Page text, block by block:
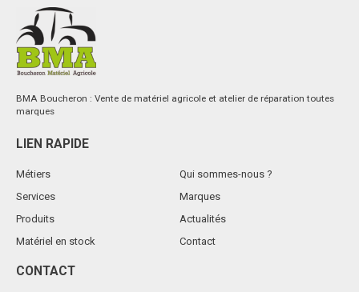
BMA Boucheron : Vente de matériel agricole et atelier de réparation toutes
marques
LIEN RAPIDE
Métiers
Services
Produits
Matériel en stock
Qui sommes-nous ?
Marques
Actualités
Contact
CONTACT